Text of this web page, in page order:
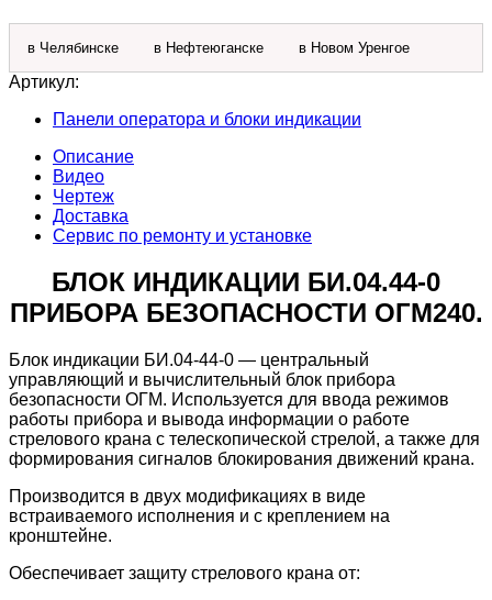
в Челябинске в Нефтеюганске в Новом Уренгое
Артикул:
Панели оператора и блоки индикации
Описание
Видео
Чертеж
Доставка
Сервис по ремонту и установке
БЛОК ИНДИКАЦИИ БИ.04.44-0
ПРИБОРА БЕЗОПАСНОСТИ ОГМ240.
Блок индикации БИ.04-44-0 — центральный
управляющий и вычислительный блок прибора
безопасности ОГМ. Используется для ввода режимов
работы прибора и вывода информации о работе
стрелового крана с телескопической стрелой, а также для
формирования сигналов блокирования движений крана.
Производится в двух модификациях в виде
встраиваемого исполнения и с креплением на
кронштейне.
Обеспечивает защиту стрелового крана от: